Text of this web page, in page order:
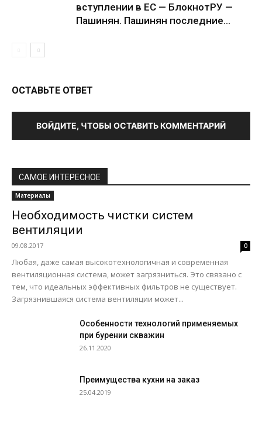
вступлении в ЕС — БлокнотРУ —
Пашинян. Пашинян последние...
ОСТАВЬТЕ ОТВЕТ
ВОЙДИТЕ, ЧТОБЫ ОСТАВИТЬ КОММЕНТАРИЙ
САМОЕ ИНТЕРЕСНОЕ
Материалы
Необходимость чистки систем
вентиляции
09.08.2017 0
Любая, даже самая высокотехнологичная и современная
вентиляционная система, может загрязниться. Это связано с
тем, что идеальных эффективных фильтров не существует.
Загрязнившаяся система вентиляции может...
Особенности технологий применяемых
при бурении скважин
26.11.2020
Преимущества кухни на заказ
25.04.2019